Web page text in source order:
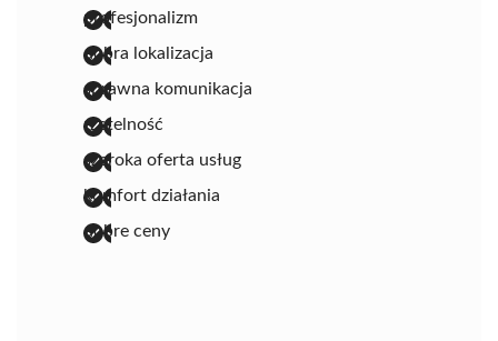
profesjonalizm
dobra lokalizacja
sprawna komunikacja
rzetelność
szeroka oferta usług
komfort działania
dobre ceny